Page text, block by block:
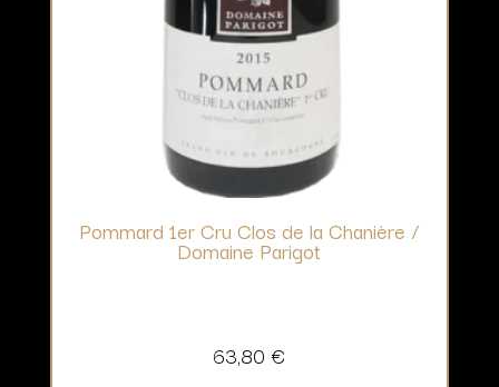
Pommard 1er Cru Clos de la Chanière /
Domaine Parigot
63,80 €